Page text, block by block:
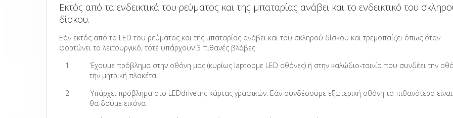
Εκτός από τα ενδεικτικά του ρεύματος και της μπαταρίας ανάβει και το ενδεικτικό του
δίσκου.
Εάν εκτός από τα LED του ρεύματος και της μπαταρίας ανάβει και του σκληρού δίσκου και τρεμοπαίζει όπως όταν
φορτώνει το λειτουργικό, τότε υπάρχουν 3 πιθανές βλάβες.
1
Έχουμε πρόβλημα στην οθόνη μας (κυρίως laptopμε LED οθόνες) ή στην καλώδιο-ταινία που συνδέει την
την μητρική πλακέτα.
2
Υπάρχει πρόβλημα στο LEDdriveτης κάρτας γραφικών. Εάν συνδέσουμε εξωτερική οθόνη το πιθανότερο είναι
θα δούμε εικόνα